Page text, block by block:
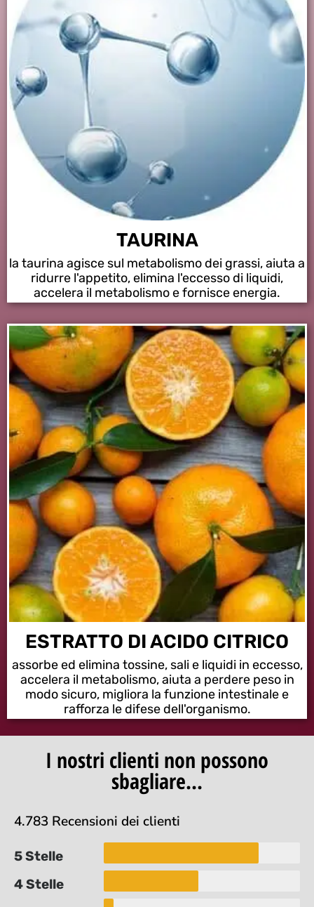
TAURINA
la taurina agisce sul metabolismo dei grassi, aiuta a
ridurre l'appetito, elimina l'eccesso di liquidi,
accelera il metabolismo e fornisce energia.
ESTRATTO DI ACIDO CITRICO
assorbe ed elimina tossine, sali e liquidi in eccesso,
accelera il metabolismo, aiuta a perdere peso in
modo sicuro, migliora la funzione intestinale e
rafforza le difese dell'organismo.
I nostri clienti non possono
sbagliare...
4.783 Recensioni dei clienti
5 Stelle
4 Stelle